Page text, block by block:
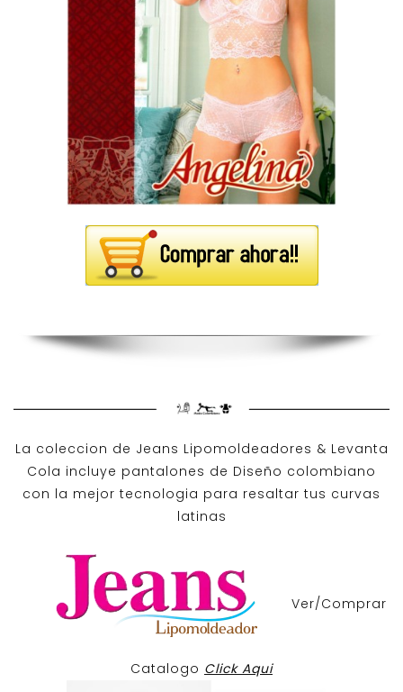
La coleccion de Jeans Lipomoldeadores & Levanta
Cola incluye pantalones de Diseño colombiano
con la mejor tecnologia para resaltar tus curvas
latinas
Ver/Comprar
Catalogo Click Aqui